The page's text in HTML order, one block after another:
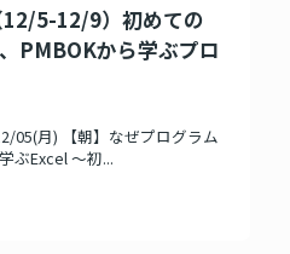
12/5-12/9）初めての
PMBOKから学ぶプロ
05(月) 【朝】なぜプログラム
ぶExcel ～初...